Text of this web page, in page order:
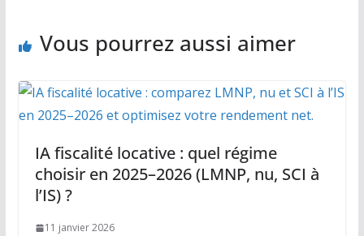
Vous pourrez aussi aimer
IA fiscalité locative : quel régime
choisir en 2025–2026 (LMNP, nu, SCI à
l’IS) ?
11 janvier 2026